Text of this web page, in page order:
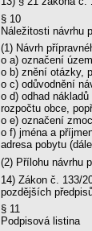
§ 10
Náležitosti návrhu
(1) Návrh
o a) označení
o b) znění otázky,
o c) odůvodnění
o d) odhad
rozpočtu obce,
o e) označení
o f) jména a
adresa pobytu
(2) Přílohu návrhu
14) Zákon č. 133/
pozdějších
§ 11
Podpisová listina